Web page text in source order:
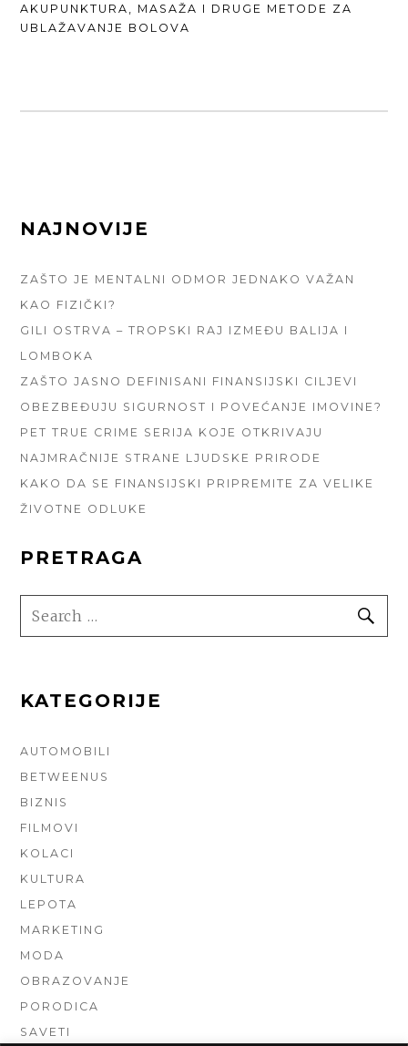
POST:
AKUPUNKTURA, MASAŽA I DRUGE METODE ZA
UBLAŽAVANJE BOLOVA
FOOTER
NAJNOVIJE
ZAŠTO JE MENTALNI ODMOR JEDNAKO VAŽAN
KAO FIZIČKI?
GILI OSTRVA – TROPSKI RAJ IZMEĐU BALIJA I
LOMBOKA
ZAŠTO JASNO DEFINISANI FINANSIJSKI CILJEVI
OBEZBEĐUJU SIGURNOST I POVEĆANJE IMOVINE?
PET TRUE CRIME SERIJA KOJE OTKRIVAJU
NAJMRAČNIJE STRANE LJUDSKE PRIRODE
KAKO DA SE FINANSIJSKI PRIPREMITE ZA VELIKE
ŽIVOTNE ODLUKE
PRETRAGA
SEARCH
FOR:
KATEGORIJE
AUTOMOBILI
BETWEENUS
BIZNIS
FILMOVI
KOLACI
KULTURA
LEPOTA
MARKETING
MODA
OBRAZOVANJE
PORODICA
SAVETI